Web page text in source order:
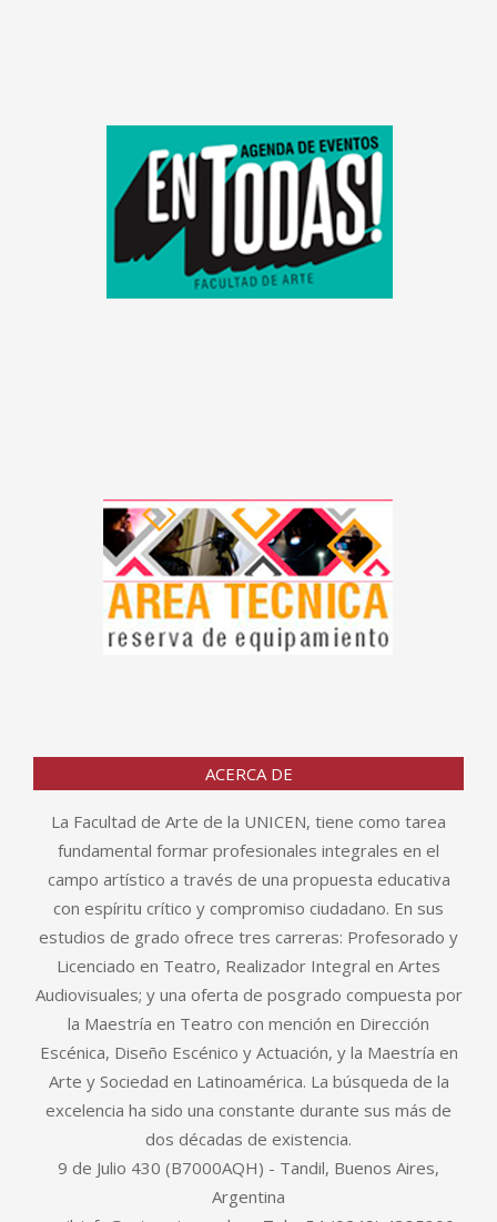
ACERCA DE
La Facultad de Arte de la UNICEN, tiene como tarea
fundamental formar profesionales integrales en el
campo artístico a través de una propuesta educativa
con espíritu crítico y compromiso ciudadano. En sus
estudios de grado ofrece tres carreras: Profesorado y
Licenciado en Teatro, Realizador Integral en Artes
Audiovisuales; y una oferta de posgrado compuesta por
la Maestría en Teatro con mención en Dirección
Escénica, Diseño Escénico y Actuación, y la Maestría en
Arte y Sociedad en Latinoamérica. La búsqueda de la
excelencia ha sido una constante durante sus más de
dos décadas de existencia.
9 de Julio 430 (B7000AQH) - Tandil, Buenos Aires,
Argentina